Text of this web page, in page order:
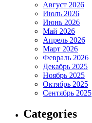
Август 2026
Июль 2026
Июнь 2026
Май 2026
Апрель 2026
Март 2026
Февраль 2026
Декабрь 2025
Ноябрь 2025
Октябрь 2025
Сентябрь 2025
Categories